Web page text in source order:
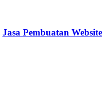
Jasa Pembuatan Website